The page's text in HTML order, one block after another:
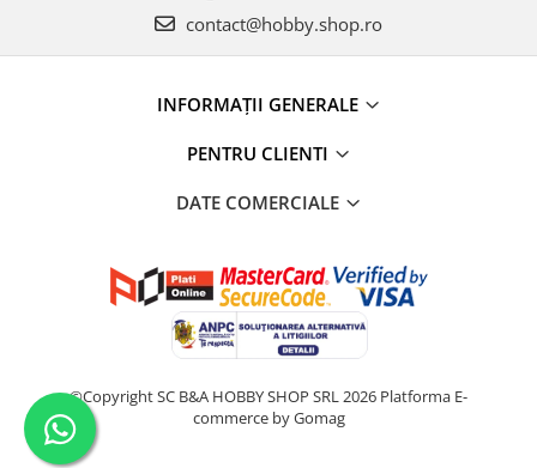
contact@hobby.shop.ro
INFORMAŢII GENERALE
PENTRU CLIENTI
DATE COMERCIALE
©Copyright SC B&A HOBBY SHOP SRL 2026 Platforma E-
commerce by Gomag